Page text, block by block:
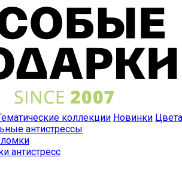
коллекции Новинки Цвета
антистрессы
антистресс